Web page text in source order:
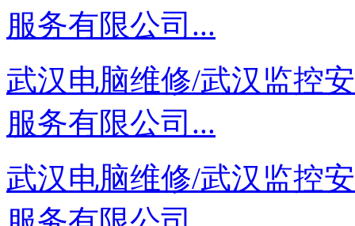
服务有限公司...
武汉电脑维修/武汉监控
服务有限公司...
武汉电脑维修/武汉监控